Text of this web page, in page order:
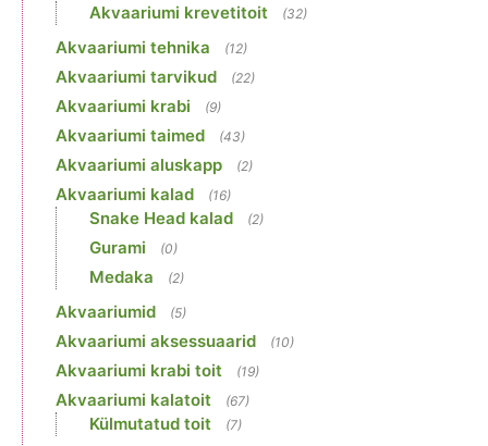
Akvaariumi krevetitoit (32)
Akvaariumi tehnika (12)
Akvaariumi tarvikud (22)
Akvaariumi krabi (9)
Akvaariumi taimed (43)
Akvaariumi aluskapp (2)
Akvaariumi kalad (16)
Snake Head kalad (2)
Gurami (0)
Medaka (2)
Akvaariumid (5)
Akvaariumi aksessuaarid (10)
Akvaariumi krabi toit (19)
Akvaariumi kalatoit (67)
Külmutatud toit (7)